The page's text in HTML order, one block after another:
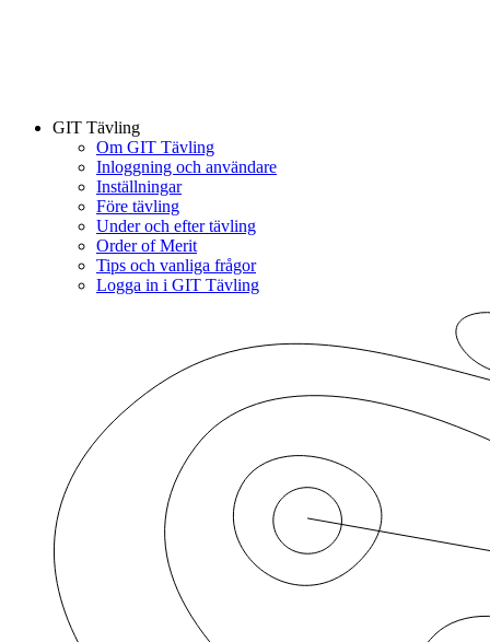
GIT Tävling
Om GIT Tävling
Inloggning och användare
Inställningar
Före tävling
Under och efter tävling
Order of Merit
Tips och vanliga frågor
Logga in i GIT Tävling